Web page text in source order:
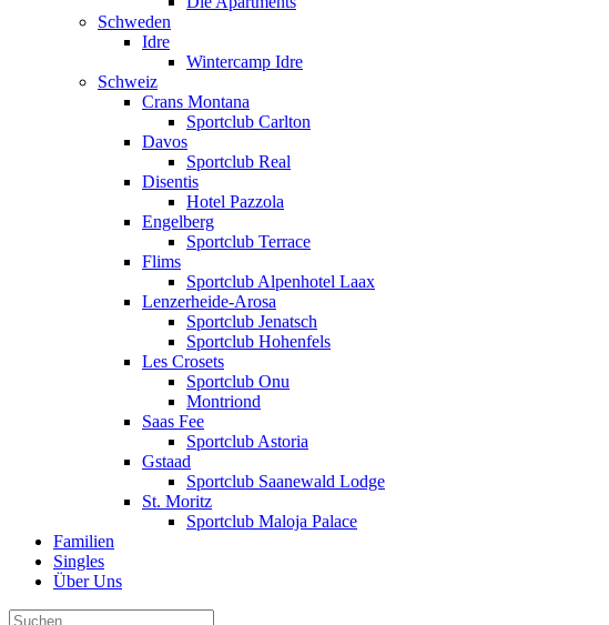
Schweden
Idre
Wintercamp Idre
Schweiz
Crans Montana
Sportclub Carlton
Davos
Sportclub Real
Disentis
Hotel Pazzola
Engelberg
Sportclub Terrace
Flims
Sportclub Alpenhotel Laax
Lenzerheide-Arosa
Sportclub Jenatsch
Sportclub Hohenfels
Les Crosets
Sportclub Onu
Montriond
Saas Fee
Sportclub Astoria
Gstaad
Sportclub Saanewald Lodge
St. Moritz
Sportclub Maloja Palace
Familien
Singles
Über Uns